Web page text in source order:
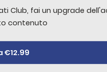
Club, fai un upgrade
contenuto
€12.99
Club, fai un upgrade
contenuto
€12.99